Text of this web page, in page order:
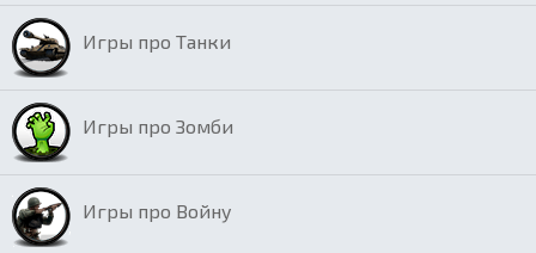
Игры про Танки
Игры про Зомби
Игры про Войну